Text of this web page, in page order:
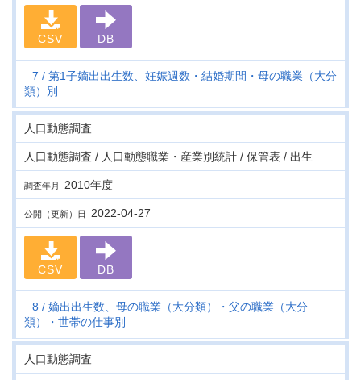
CSV DB
7
第1子嫡出出生数、妊娠週数・結婚期間・母の職業（大分
類）別
人口動態調査
人口動態調査 / 人口動態職業・産業別統計 / 保管表 / 出生
調査年月 2010年度
公開（更新）日 2022-04-27
CSV DB
8
嫡出出生数、母の職業（大分類）・父の職業（大分
類）・世帯の仕事別
人口動態調査